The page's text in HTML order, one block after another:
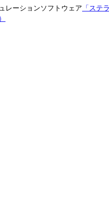
レーションソフトウェア 「ステ